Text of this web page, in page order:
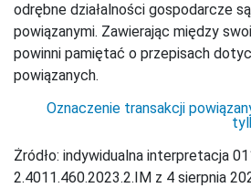
odrębne działalności gospodarcze
powiązanymi. Zawierając między
powinni pamiętać o przepisach
powiązanych.
Oznaczenie transakcji
Żródło: indywidualna interpretacja
2.4011.460.2023.2.IM z 4 sierpnia